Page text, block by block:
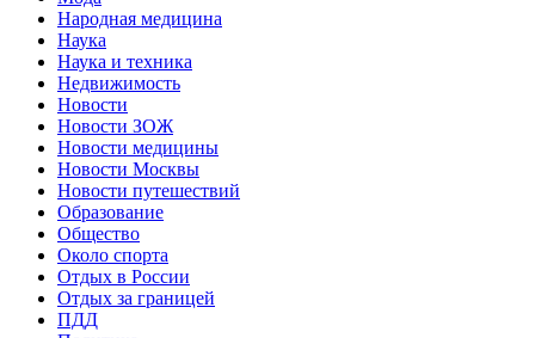
Народная медицина
Наука
Наука и техника
Недвижимость
Новости
Новости ЗОЖ
Новости медицины
Новости Москвы
Новости путешествий
Образование
Общество
Около спорта
Отдых в России
Отдых за границей
ПДД